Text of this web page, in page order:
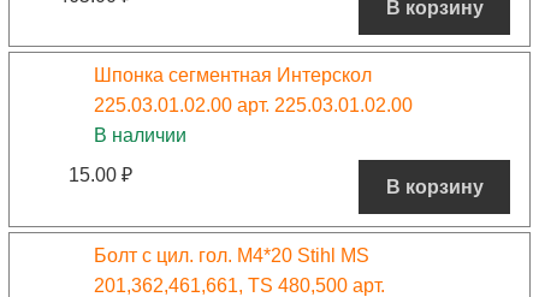
В корзину
Шпонка сегментная Интерскол
225.03.01.02.00 арт. 225.03.01.02.00
В наличии
15.00 ₽
В корзину
Болт с цил. гол. М4*20 Stihl MS
201,362,461,661, TS 480,500 арт.